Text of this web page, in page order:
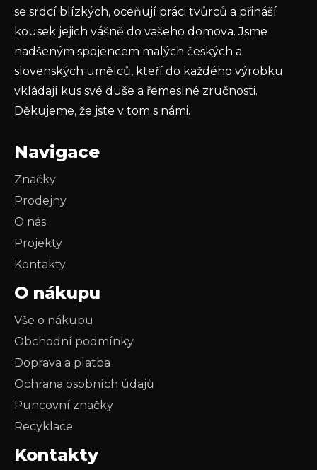
PŘIHLÁSIT SE
se srdcí blízkých, oceňují práci tvůrců a přináší
kousek jejich vášně do vašeho domova. Jsme
nadšeným spojencem malých českých a
slovenských umělců, kteří do každého výrobku
vkládají kus své duše a řemeslné zručnosti.
Děkujeme, že jste v tom s námi.
Navigace
Značky
Prodejny
O nás
Projekty
Kontakty
O nákupu
Vše o nákupu
Obchodní podmínky
Doprava a platba
Ochrana osobních údajů
Puncovní značky
Recyklace
Kontakty